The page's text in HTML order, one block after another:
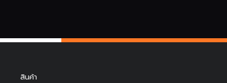
สินค้า